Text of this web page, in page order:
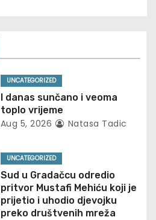
UNCATEGORIZED
I danas sunčano i veoma
toplo vrijeme
Aug 5, 2026 Natasa Tadic
UNCATEGORIZED
Sud u Gradačcu odredio
pritvor Mustafi Mehiću koji je
prijetio i uhodio djevojku
preko društvenih mreža